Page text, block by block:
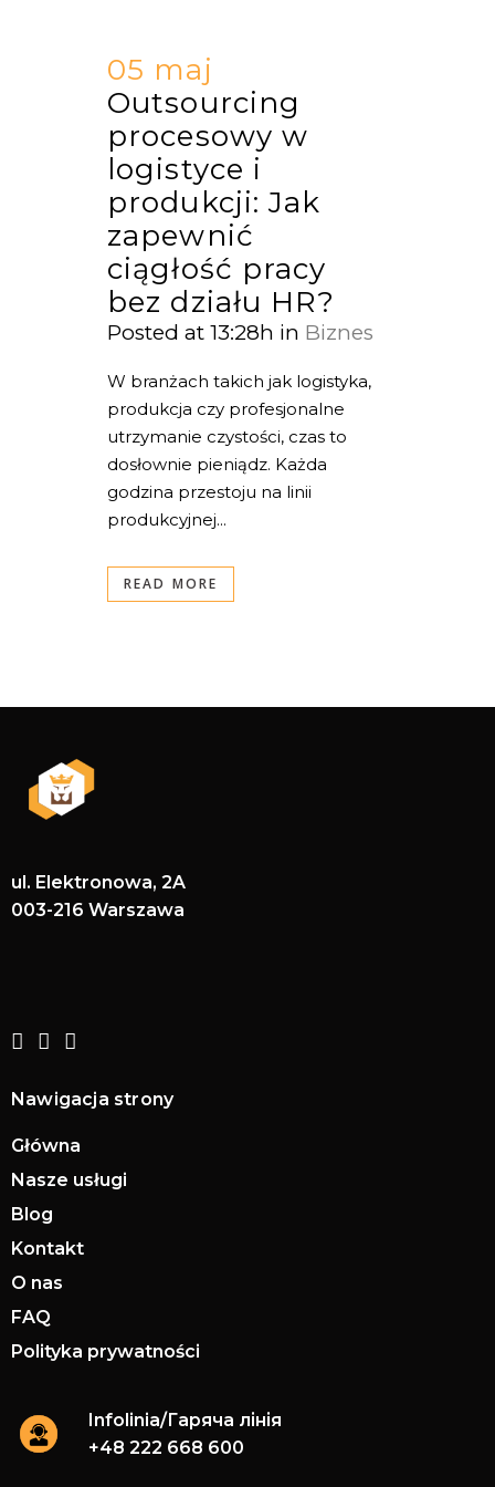
05 maj
Outsourcing
procesowy w
logistyce i
produkcji: Jak
zapewnić
ciągłość pracy
bez działu HR?
Posted at 13:28h in Biznes
W branżach takich jak logistyka,
produkcja czy profesjonalne
utrzymanie czystości, czas to
dosłownie pieniądz. Każda
godzina przestoju na linii
produkcyjnej...
READ MORE
ul. Elektronowa, 2A
003-216 Warszawa
Nawigacja strony
Główna
Nasze usługi
Blog
Kontakt
O nas
FAQ
Polityka prywatności
Infolinia/Гаряча лінія
+48 222 668 600